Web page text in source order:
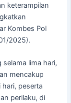
keterampilan
Kombes Pol
2025).
lima hari,
mencakup
peserta
perilaku, di